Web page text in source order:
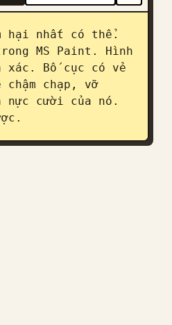
hại nhất có thể.
MS Paint. Hình
xác. Bố cục có vẻ
chạp, vỡ
nực cười của nó.